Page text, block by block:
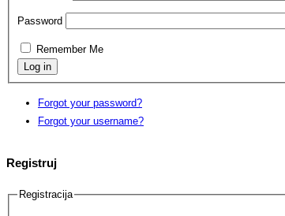
Password
Remember Me
Forgot your password?
Forgot your username?
Registruj
Registracija